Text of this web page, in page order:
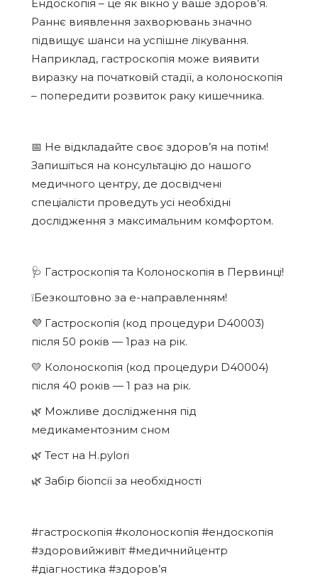
Ендоскопія – це як вікно у ваше здоров’я.
Раннє виявлення захворювань значно
підвищує шанси на успішне лікування.
Наприклад, гастроскопія може виявити
виразку на початковій стадії, а колоноскопія
– попередити розвиток раку кишечника.
📅 Не відкладайте своє здоров’я на потім!
Запишіться на консультацію до нашого
медичного центру, де досвідчені
спеціалісти проведуть усі необхідні
дослідження з максимальним комфортом.
🩺 Гастроскопія та Колоноскопія в Первинці!
❕Безкоштовно за е-направленням!
💜 Гастроскопія (код процедури D40003)
після 50 років — 1раз на рік.
💛 Колоноскопія (код процедури D40004)
після 40 років — 1 раз на рік.
🌿 Можливе дослідження під
медикаментозним сном
🌿 Тест на H.pylori
🌿 Забір біопсії за необхідності
#гастроскопія #колоноскопія #ендоскопія
#здоровийживіт #медичнийцентр
#діагностика #здоров’я